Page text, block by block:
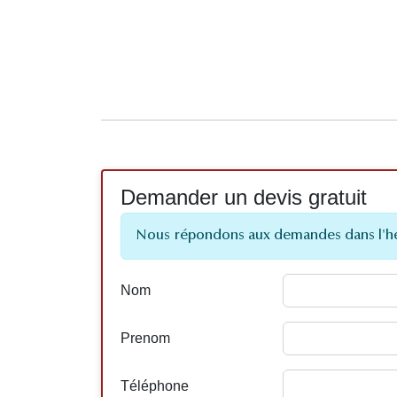
Demander un devis gratuit
Nous répondons aux demandes dans
Nom
Prenom
Téléphone